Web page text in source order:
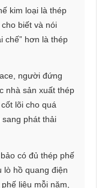
kim loại là thép
biết và nói
chế” hơn là thép
người đứng
nhà sản xuất thép
lõi cho quá
phát thải
có đủ thép phế
lò hồ quang điện
liệu mỗi năm,